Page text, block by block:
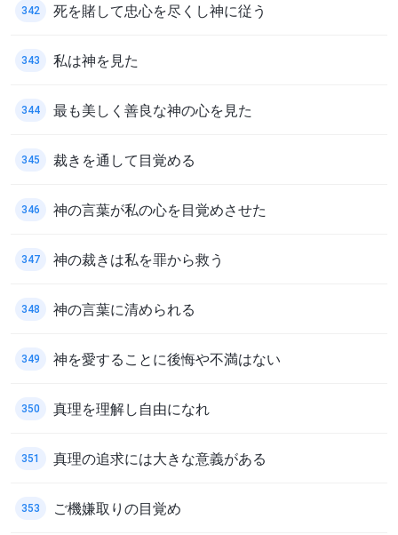
342 死を賭して忠心を尽くし神に従う
343 私は神を見た
344 最も美しく善良な神の心を見た
345 裁きを通して目覚める
346 神の言葉が私の心を目覚めさせた
347 神の裁きは私を罪から救う
348 神の言葉に清められる
349 神を愛することに後悔や不満はない
350 真理を理解し自由になれ
351 真理の追求には大きな意義がある
353 ご機嫌取りの目覚め